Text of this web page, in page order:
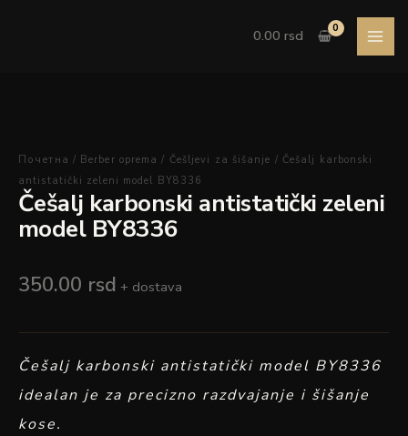
0.00rsd
Почетна / Berber oprema / Češljevi za šišanje / Češalj karbonski
antistatički zeleni model BY8336
Češalj karbonski antistatički zeleni
model BY8336
350.00 rsd + dostava
Češalj karbonski antistatički model BY8336
idealan je za precizno razdvajanje i šišanje
kose.